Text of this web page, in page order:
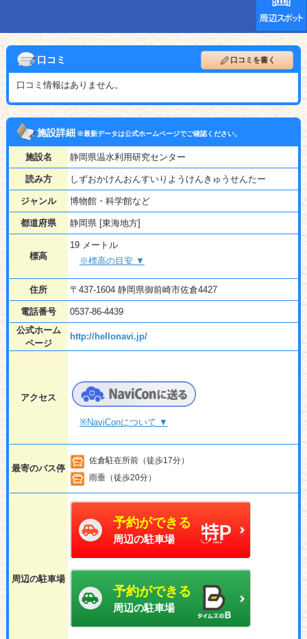
口コミ 口コミを書く
口コミ情報はありません。
施設詳細※最新データは公式ホームページでご確認ください。
施設名 静岡県温水利用研究センター
読み方 しずおかけんおんすいりようけんきゅうせんたー
ジャンル 博物館・科学館など
都道府県 静岡県 [東海地方]
標高
19 メートル
※標高の目安 ▼
住所 〒437-1604 静岡県御前崎市佐倉4427
電話番号
0537-86-4439
公式ホーム
ページ
http://hellonavi.jp/
アクセス
※NaviConについて ▼
最寄のバス停
佐倉駐在所前（徒歩17分）
雨垂（徒歩20分）
周辺の駐車場
予約ができる
周辺の駐車場
予約ができる
周辺の駐車場